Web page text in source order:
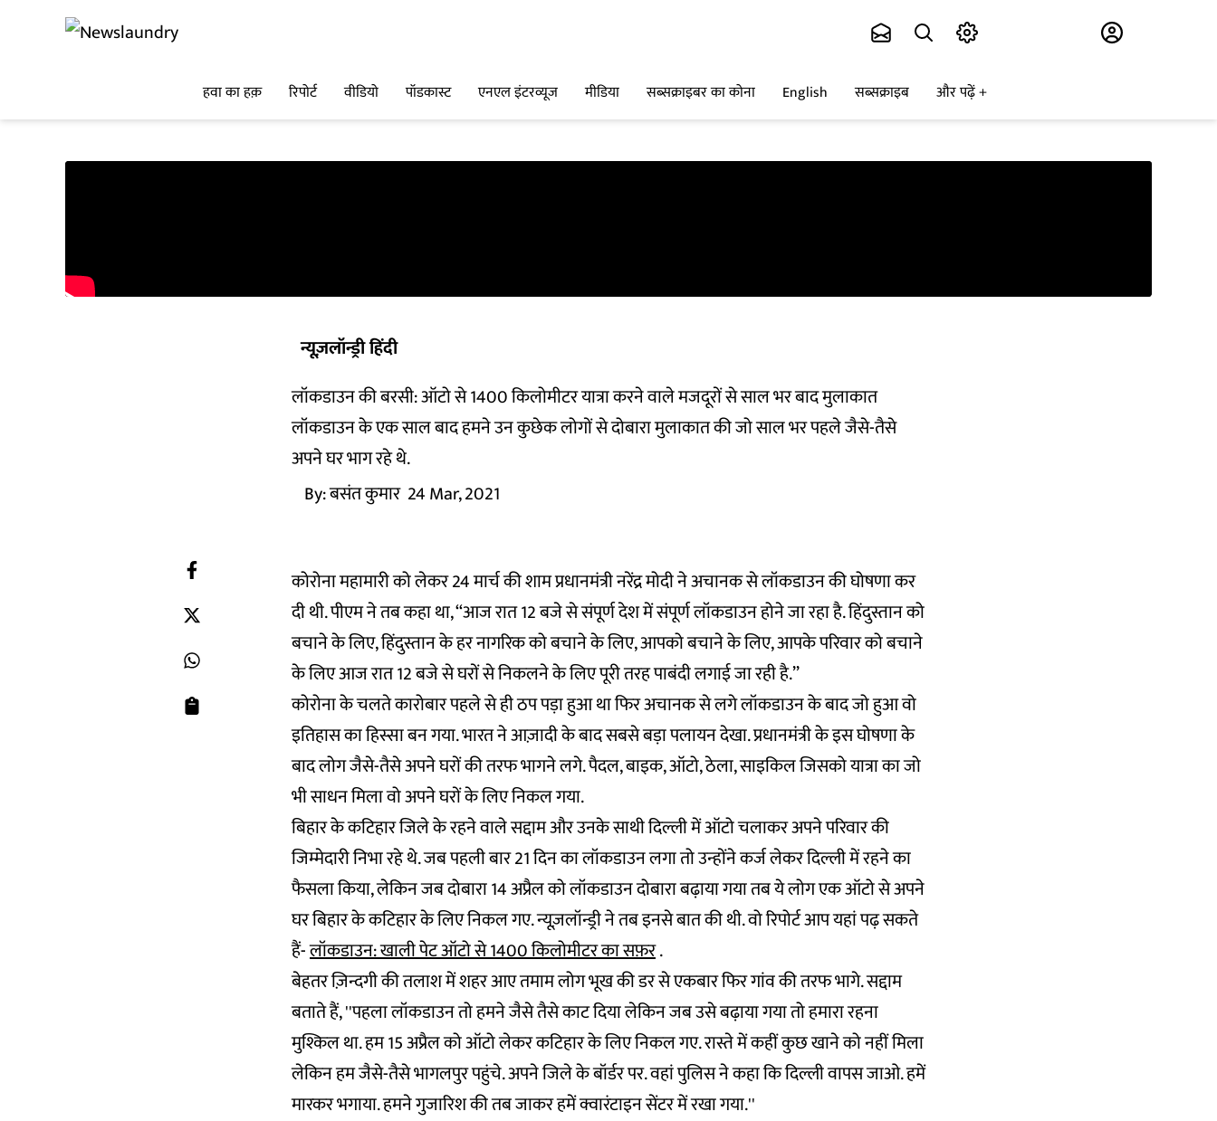
हवा का हक़ रिपोर्ट वीडियो पॉडकास्ट एनएल इंटरव्यूज मीडिया सब्सक्राइबर का कोना English सब्सक्राइब और पढ़ें
न्यूज़लॉन्ड्री हिंदी
लॉकडाउन की बरसी: ऑटो से 1400 किलोमीटर यात्रा करने वाले मजदूरों से साल भर बाद मुलाकात
लॉकडाउन के एक साल बाद हमने उन कुछेक लोगों से दोबारा मुलाकात की जो साल भर पहले जैसे-तैसे
अपने घर भाग रहे थे.
By:बसंत कुमार 24 Mar, 2021
कोरोना महामारी को लेकर 24 मार्च की शाम प्रधानमंत्री नरेंद्र मोदी ने अचानक से लॉकडाउन की घोषणा कर
दी थी. पीएम ने तब कहा था, ‘‘आज रात 12 बजे से संपूर्ण देश में संपूर्ण लॉकडाउन होने जा रहा है. हिंदुस्तान को
बचाने के लिए, हिंदुस्तान के हर नागरिक को बचाने के लिए, आपको बचाने के लिए, आपके परिवार को बचाने
के लिए आज रात 12 बजे से घरों से निकलने के लिए पूरी तरह पाबंदी लगाई जा रही है.’’
कोरोना के चलते कारोबार पहले से ही ठप पड़ा हुआ था फिर अचानक से लगे लॉकडाउन के बाद जो हुआ वो
इतिहास का हिस्सा बन गया. भारत ने आज़ादी के बाद सबसे बड़ा पलायन देखा. प्रधानमंत्री के इस घोषणा के
बाद लोग जैसे-तैसे अपने घरों की तरफ भागने लगे. पैदल, बाइक, ऑटो, ठेला, साइकिल जिसको यात्रा का जो
भी साधन मिला वो अपने घरों के लिए निकल गया.
बिहार के कटिहार जिले के रहने वाले सद्दाम और उनके साथी दिल्ली में ऑटो चलाकर अपने परिवार की
जिम्मेदारी निभा रहे थे. जब पहली बार 21 दिन का लॉकडाउन लगा तो उन्होंने कर्ज लेकर दिल्ली में रहने का
फैसला किया, लेकिन जब दोबारा 14 अप्रैल को लॉकडाउन दोबारा बढ़ाया गया तब ये लोग एक ऑटो से अपने
घर बिहार के कटिहार के लिए निकल गए. न्यूज़लॉन्ड्री ने तब इनसे बात की थी. वो रिपोर्ट आप यहां पढ़ सकते
हैं-लॉकडाउन: खाली पेट ऑटो से 1400 किलोमीटर का सफ़र.
बेहतर ज़िन्दगी की तलाश में शहर आए तमाम लोग भूख की डर से एकबार फिर गांव की तरफ भागे. सद्दाम
बताते हैं, ''पहला लॉकडाउन तो हमने जैसे तैसे काट दिया लेकिन जब उसे बढ़ाया गया तो हमारा रहना
मुश्किल था. हम 15 अप्रैल को ऑटो लेकर कटिहार के लिए निकल गए. रास्ते में कहीं कुछ खाने को नहीं मिला
लेकिन हम जैसे-तैसे भागलपुर पहुंचे. अपने जिले के बॉर्डर पर. वहां पुलिस ने कहा कि दिल्ली वापस जाओ. हमें
मारकर भगाया. हमने गुजारिश की तब जाकर हमें क्वारंटाइन सेंटर में रखा गया.''